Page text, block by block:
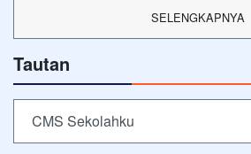
SELENGKAPNYA
Tautan
CMS Sekolahku